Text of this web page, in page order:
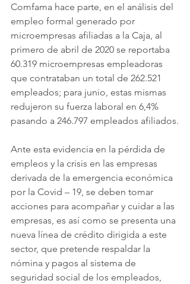
Comfama hace parte, en el análisis del
empleo formal generado por
microempresas afiliadas a la Caja, al
primero de abril de 2020 se reportaba
60.319 microempresas empleadoras
que contrataban un total de 262.521
empleados; para junio, estas mismas
redujeron su fuerza laboral en 6,4%
pasando a 246.797 empleados afiliados.
Ante esta evidencia en la pérdida de
empleos y la crisis en las empresas
derivada de la emergencia económica
por la Covid – 19, se deben tomar
acciones para acompañar y cuidar a las
empresas, es así como se presenta una
nueva línea de crédito dirigida a este
sector, que pretende respaldar la
nómina y pagos al sistema de
seguridad social de los empleados,